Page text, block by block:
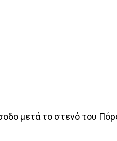
μετά το στενό του